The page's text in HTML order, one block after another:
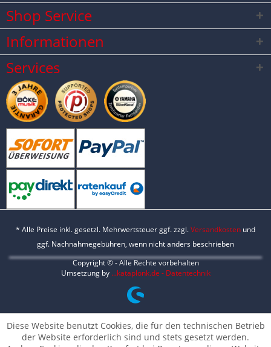
Shop Service
Informationen
Services
* Alle Preise inkl. gesetzl. Mehrwertsteuer ggf. zzgl.Versandkosten und
ggf. Nachnahmegebühren, wenn nicht anders beschrieben
Copyright © - Alle Rechte vorbehalten
Umsetzung by ...kataplonk.de - Datentechnik
Diese Website benutzt Cookies, die für den technischen Betrieb
der Website erforderlich sind und stets gesetzt werden.